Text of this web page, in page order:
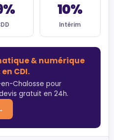
10%
Intérim
& numérique
CDI.
Chalosse pour
gratuit en 24h.